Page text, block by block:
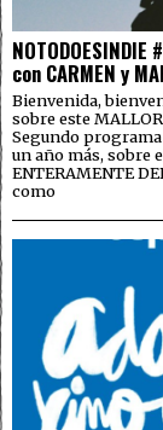
NOTODOESINDIE
con CARMEN y
Bienvenida,
sobre este
Segundo
un año más, sobre
ENTERAMENTE
como